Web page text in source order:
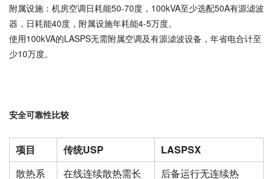
附属设施：机房空调日耗能50-70度，100kVA至少选配50A有源滤波
器，日耗能40度，附属设施年耗能4-5万度。
使用100kVA的LASPS无需附属空调及有源滤波设备，年省电合计至
少10万度。
安全可靠性比较
项目 传统USP
LASPSX
散热系
在线连续散热需长 后备运行无连续热